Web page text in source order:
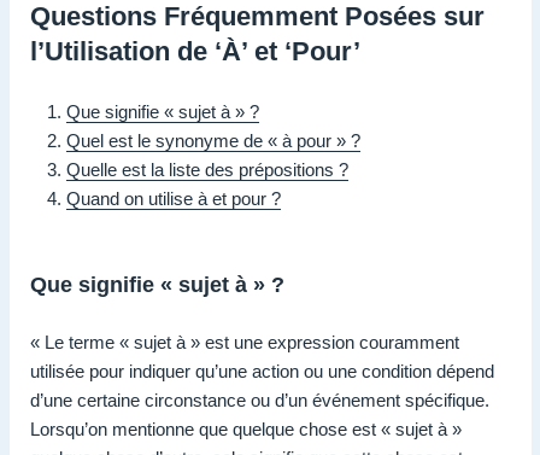
Questions Fréquemment Posées sur
l’Utilisation de ‘À’ et ‘Pour’
Que signifie « sujet à » ?
Quel est le synonyme de « à pour » ?
Quelle est la liste des prépositions ?
Quand on utilise à et pour ?
Que signifie « sujet à » ?
« Le terme « sujet à » est une expression couramment
utilisée pour indiquer qu’une action ou une condition dépend
d’une certaine circonstance ou d’un événement spécifique.
Lorsqu’on mentionne que quelque chose est « sujet à »